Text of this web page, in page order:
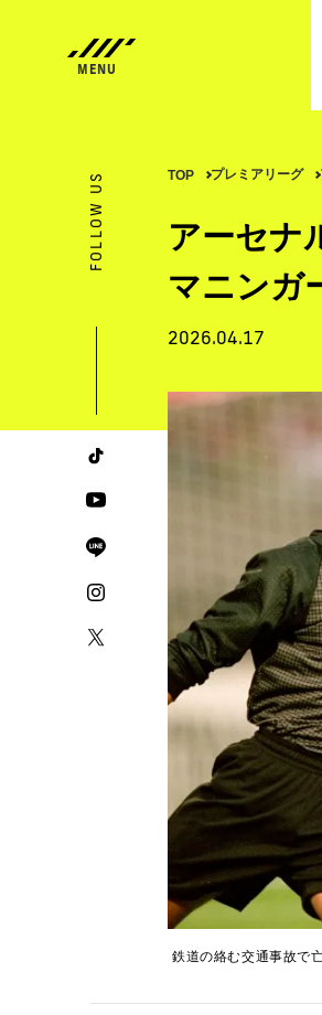
FOLLOW US TOP プレミアリーグ
アーセナ
マニンガ
2026.04.17
鉄道の絡む交通事故で